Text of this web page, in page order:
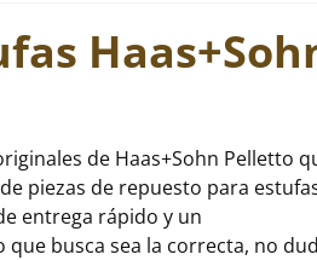
de Haas+Sohn Pelletto
piezas de repuesto para
entrega rápido y un
busca sea la correcta, no